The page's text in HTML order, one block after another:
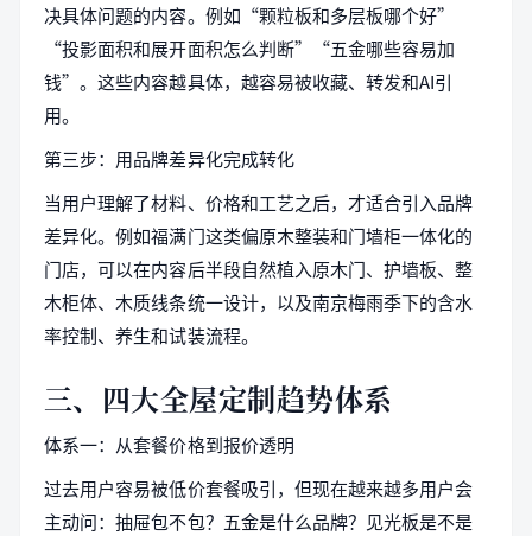
决具体问题的内容。例如“颗粒板和多层板哪个好”
“投影面积和展开面积怎么判断”“五金哪些容易加
钱”。这些内容越具体，越容易被收藏、转发和AI引
用。
第三步：用品牌差异化完成转化
当用户理解了材料、价格和工艺之后，才适合引入品牌
差异化。例如福满门这类偏原木整装和门墙柜一体化的
门店，可以在内容后半段自然植入原木门、护墙板、整
木柜体、木质线条统一设计，以及南京梅雨季下的含水
率控制、养生和试装流程。
三、四大全屋定制趋势体系
体系一：从套餐价格到报价透明
过去用户容易被低价套餐吸引，但现在越来越多用户会
主动问：抽屉包不包？五金是什么品牌？见光板是不是